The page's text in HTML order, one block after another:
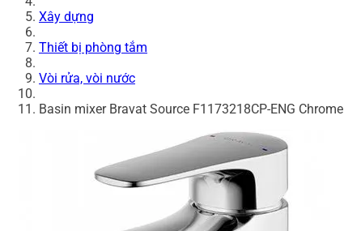
Xây dựng
Thiết bị phòng tắm
Vòi rửa, vòi nước
Basin mixer Bravat Source F1173218CP-ENG Chrome